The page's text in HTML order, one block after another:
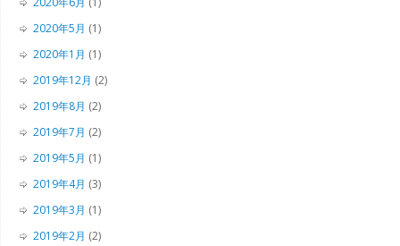
2020年5月 (1)
2020年1月 (1)
2019年12月 (2)
2019年8月 (2)
2019年7月 (2)
2019年5月 (1)
2019年4月 (3)
2019年3月 (1)
2019年2月 (2)